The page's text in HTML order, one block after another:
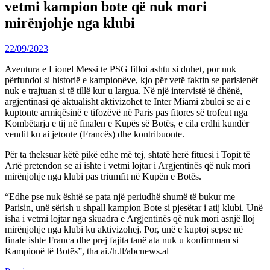
vetmi kampion bote që nuk mori
mirënjohje nga klubi
22/09/2023
Aventura e Lionel Messi te PSG filloi ashtu si duhet, por nuk
përfundoi si historië e kampionëve, kjo për vetë faktin se parisienët
nuk e trajtuan si të tillë kur u largua. Në një intervistë të dhënë,
argjentinasi që aktualisht aktivizohet te Inter Miami zbuloi se ai e
kuptonte armiqësinë e tifozëvë në Paris pas fitores së trofeut nga
Kombëtarja e tij në finalen e Kupës së Botës, e cila erdhi kundër
vendit ku ai jetonte (Francës) dhe kontribuonte.
Për ta theksuar këtë pikë edhe më tej, shtatë herë fituesi i Topit të
Artë pretendon se ai ishte i vetmi lojtar i Argjentinës që nuk mori
mirënjohje nga klubi pas triumfit në Kupën e Botës.
“Edhe pse nuk është se pata një periudhë shumë të bukur me
Parisin, unë sërish u shpall kampion Bote si pjesëtar i atij klubi. Unë
isha i vetmi lojtar nga skuadra e Argjentinës që nuk mori asnjë lloj
mirënjohje nga klubi ku aktivizohej. Por, unë e kuptoj sepse në
finale ishte Franca dhe prej fajita tanë ata nuk u konfirmuan si
Kampionë të Botës”, tha ai./h.ll/abcnews.al